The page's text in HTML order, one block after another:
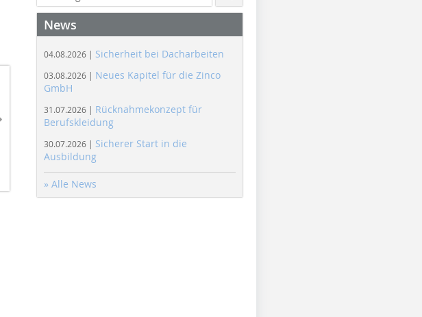
News
04.08.2026 | Sicherheit bei Dacharbeiten
03.08.2026 | Neues Kapitel für die Zinco
GmbH
31.07.2026 | Rücknahmekonzept für
Berufskleidung
30.07.2026 | Sicherer Start in die
Ausbildung
» Alle News